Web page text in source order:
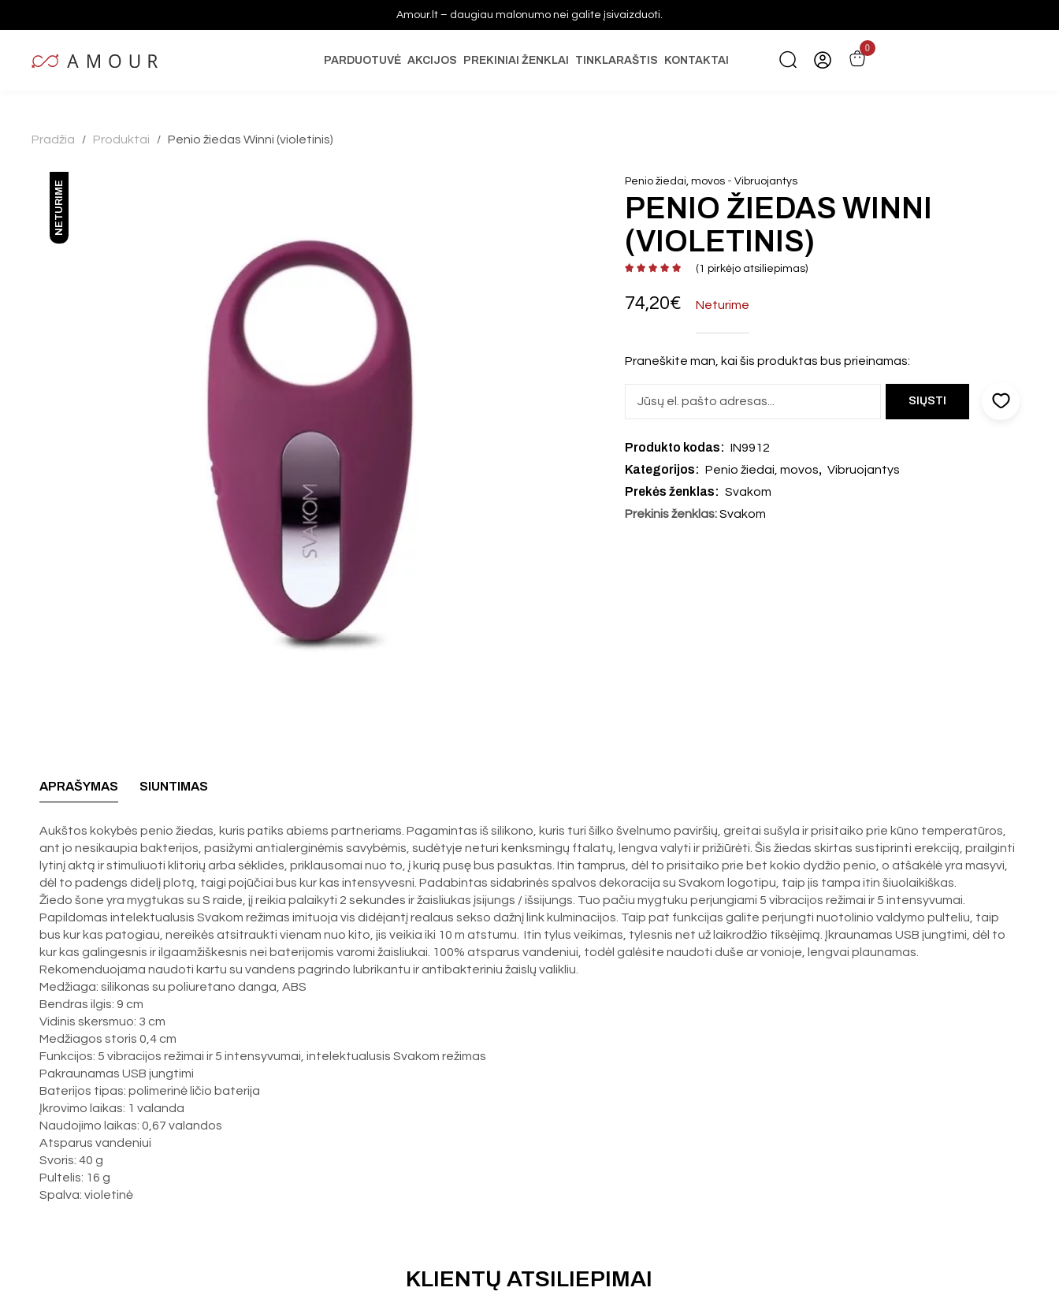
Amour.lt – daugiau malonumo nei galite įsivaizduoti.
PARDUOTUVĖ AKCIJOS PREKINIAI ŽENKLAI TINKLARAŠTIS KONTAKTAI
0
Pradžia / Produktai / Penio žiedas Winni (violetinis)
NETURIME Penio žiedai, movos -Vibruojantys
PENIO ŽIEDAS WINNI
(VIOLETINIS)
( 1 pirkėjo atsiliepimas)
74,20€ Neturime
Praneškite man, kai šis produktas bus prieinamas:
Produkto kodas: IN9912
Kategorijos: Penio žiedai, movos, Vibruojantys
Prekės ženklas: Svakom
Prekinis ženklas:Svakom
APRAŠYMAS SIUNTIMAS
Aukštos kokybės penio žiedas, kuris patiks abiems partneriams. Pagamintas iš silikono, kuris turi šilko švelnumo paviršių, greitai sušyla ir prisitaiko prie kūno temperatūros,
ant jo nesikaupia bakterijos, pasižymi antialerginėmis savybėmis, sudėtyje neturi kenksmingų ftalatų, lengva valyti ir prižiūrėti. Šis žiedas skirtas sustiprinti erekciją, prailginti
lytinį aktą ir stimuliuoti klitorių arba sėklides, priklausomai nuo to, į kurią pusę bus pasuktas. Itin tamprus, dėl to prisitaiko prie bet kokio dydžio penio, o atšakėlė yra masyvi,
dėl to padengs didelį plotą, taigi pojūčiai bus kur kas intensyvesni. Padabintas sidabrinės spalvos dekoracija su Svakom logotipu, taip jis tampa itin šiuolaikiškas.
Žiedo šone yra mygtukas su S raide, jį reikia palaikyti 2 sekundes ir žaisliukas įsijungs / išsijungs. Tuo pačiu mygtuku perjungiami 5 vibracijos režimai ir 5 intensyvumai.
Papildomas intelektualusis Svakom režimas imituoja vis didėjantį realaus sekso dažnį link kulminacijos. Taip pat funkcijas galite perjungti nuotolinio valdymo pulteliu, taip
bus kur kas patogiau, nereikės atsitraukti vienam nuo kito, jis veikia iki 10 m atstumu. Itin tylus veikimas, tylesnis net už laikrodžio tiksėjimą. Įkraunamas USB jungtimi, dėl to
kur kas galingesnis ir ilgaamžiškesnis nei baterijomis varomi žaisliukai. 100% atsparus vandeniui, todėl galėsite naudoti duše ar vonioje, lengvai plaunamas.
Rekomenduojama naudoti kartu su vandens pagrindo lubrikantu ir antibakteriniu žaislų valikliu.
Medžiaga: silikonas su poliuretano danga, ABS
Bendras ilgis: 9 cm
Vidinis skersmuo: 3 cm
Medžiagos storis 0,4 cm
Funkcijos: 5 vibracijos režimai ir 5 intensyvumai, intelektualusis Svakom režimas
Pakraunamas USB jungtimi
Baterijos tipas: polimerinė ličio baterija
Įkrovimo laikas: 1 valanda
Naudojimo laikas: 0,67 valandos
Atsparus vandeniui
Svoris: 40 g
Pultelis: 16 g
Spalva: violetinė
KLIENTŲ ATSILIEPIMAI